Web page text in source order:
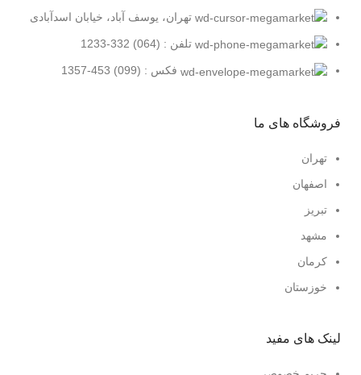
تهران، یوسف آباد، خیابان اسدآبادی
تلفن : (064) 332-1233
فکس : (099) 453-1357
فروشگاه های ما
تهران
اصفهان
تبریز
مشهد
کرمان
خوزستان
لینک های مفید